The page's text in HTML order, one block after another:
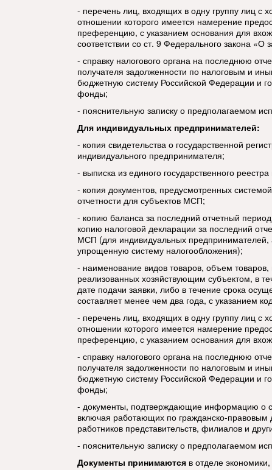
- перечень лиц, входящих в одну группу лиц с
отношении которого имеется намерение
преференцию, с указанием основания для
соответствии со ст. 9 Федерального закона «О
- справку налогового органа на последнюю
получателя задолженности по налоговым и
бюджетную систему Российской Федерации и
фонды;
- пояснительную записку о предполагаемом
Для индивидуальных предпринимателей:
- копия свидетельства о государственной
индивидуального предпринимателя;
- выписка из единого государственного
- копия документов, предусмотренных
отчетности для субъектов МСП;
- копию баланса за последний отчетный
копию налоговой декларации за последний
МСП (для индивидуальных
упрощенную систему налогообложения);
- наименование видов товаров, объем
реализованных хозяйствующим субъектом, в
дате подачи заявки, либо в течение срока
составляет менее чем два года, с указанием
- перечень лиц, входящих в одну группу лиц с
отношении которого имеется намерение
преференцию, с указанием основания для
- справку налогового органа на последнюю
получателя задолженности по налоговым и
бюджетную систему Российской Федерации и
фонды;
- документы, подтверждающие информацию о
включая работающих по гражданско-правовым
работников представительств, филиалов и
- пояснительную записку о предполагаемом
Документы принимаются в отделе